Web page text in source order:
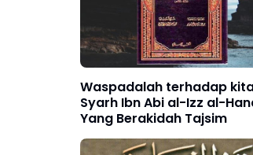
Waspadalah terhadap
Syarh Ibn Abi al-Izz al-
Yang Berakidah Tajsim